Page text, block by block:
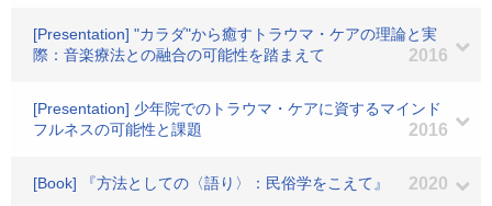
[Presentation] "カラダ"から癒すトラウマ・ケアの理論と実
際：音楽療法との融合の可能性を踏まえて
2016
[Presentation] 少年院でのトラウマ・ケアに資するマインド
フルネスの可能性と課題
2016
[Book] 『方法としての〈語り〉：民俗学をこえて』 2020